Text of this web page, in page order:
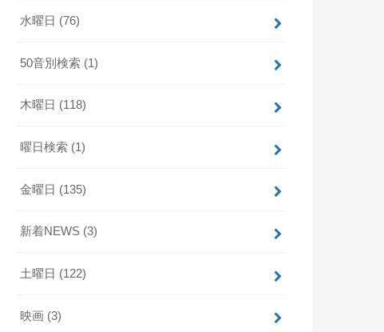
水曜日 (76)
50音別検索 (1)
木曜日 (118)
曜日検索 (1)
金曜日 (135)
新着NEWS (3)
土曜日 (122)
映画 (3)